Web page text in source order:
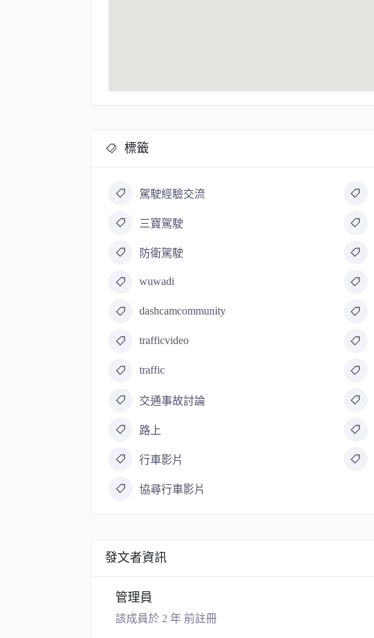
標籤
駕駛經驗交流
三寶駕駛
防衛駕駛
wuwadi
dashcamcommunity
trafficvideo
traffic
交通事故討論
路上
行車影片
協尋行車影片
發文者資訊
管理員
該成員於 2 年 前註冊